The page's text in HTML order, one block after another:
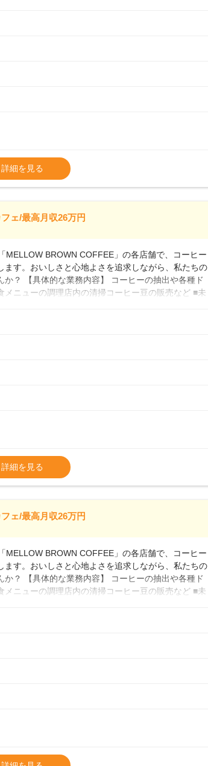
代から40代まで幅広い年齢層が活躍しており、チ
」という方も安心してスタートを♪ ■ゆくゆくは店
なんて難しそう…」そんな心配は一切無用♪一つひ
形成をしっかり支援します。
定します。
あり
万7500円～ ・東日本／月給28万900円～
／月給20.4万円＋賞与(年3回)・店長職：年収410
詳細を見る
ェ/最高月収26万円
MELLOW BROWN COFFEE」の各店舗で、コーヒー
す。おいしさと心地よさを追求しながら、私たちの
？ 【具体的な業務内容】 コーヒーの抽出や各種ド
メニューの調理店内の清掃コーヒー豆の販売など ■未
広い年齢層が活躍しており、チームワークも抜群
してスタートを♪ ■店長を目指しませんか？店舗ス
くの社員がキャリアアップしていますよ♪あなた
定します。
あり
万7500円～ ・東日本／月給28万900円～
／月給20.4万円＋賞与(年3回)・店長職：年収410
詳細を見る
ェ/最高月収26万円
MELLOW BROWN COFFEE」の各店舗で、コーヒー
す。おいしさと心地よさを追求しながら、私たちの
？ 【具体的な業務内容】 コーヒーの抽出や各種ド
メニューの調理店内の清掃コーヒー豆の販売など ■未
広い年齢層が活躍しており、チームワークも抜群
っかりあるので、スムーズに業務に馴染める環境で
してスタートを♪ ■店長を目指しませんか？店舗ス
みませんか。売上・シフト・在庫管理やスタッフ育
くの社員がキャリアアップしていますよ♪あなた
しずつ成長していきませんか？